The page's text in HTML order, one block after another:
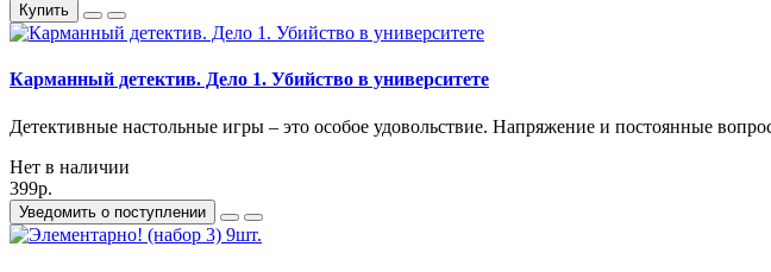
Купить
Карманный детектив. Дело 1. Убийство в университете
Детективные настольные игры – это особое удовольствие. Напряжение и постоянные
Нет в наличии
399р.
Уведомить о поступлении